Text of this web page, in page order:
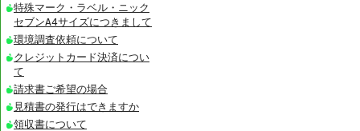
特殊マーク・ラベル・ニック
セブンA4サイズにつきまして
環境調査依頼について
クレジットカード決済につい
て
請求書ご希望の場合
見積書の発行はできますか
領収書について